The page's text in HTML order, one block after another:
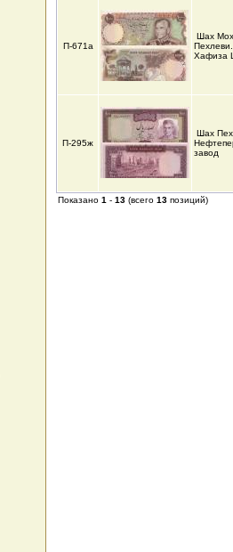
П-671а
Шах
Хафиза
П-295ж
Шах
завод
Показано 1 - 13 (всего 13 позиций)